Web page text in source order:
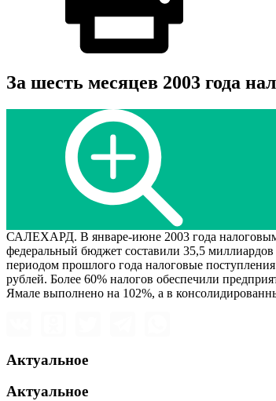
За шесть месяцев 2003 года
САЛЕХАРД. В январе-июне 2003 года
федеральный бюджет составили 35,5
периодом прошлого года налоговые
рублей. Более 60% налогов обеспечили
Ямале выполнено на 102%, а в
Актуальное
Актуальное